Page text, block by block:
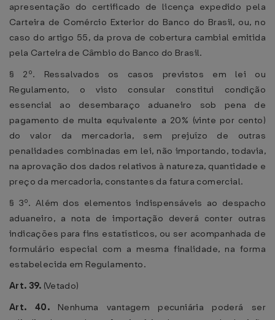
apresentação do certificado de licença expedido pela
Carteira de Comércio Exterior do Banco do Brasil, ou, no
caso do artigo 55, da prova de cobertura cambial emitida
pela Carteira de Câmbio do Banco do Brasil.
§ 2º. Ressalvados os casos previstos em lei ou
Regulamento, o visto consular constitui condição
essencial ao desembaraço aduaneiro sob pena de
pagamento de multa equivalente a 20% (vinte por cento)
do valor da mercadoria, sem prejuízo de outras
penalidades combinadas em lei, não importando, todavia,
na aprovação dos dados relativos à natureza, quantidade e
preço da mercadoria, constantes da fatura comercial.
§ 3º. Além dos elementos indispensáveis ao despacho
aduaneiro, a nota de importação deverá conter outras
indicações para fins estatísticos, ou ser acompanhada de
formulário especial com a mesma finalidade, na forma
estabelecida em Regulamento.
Art. 39. (Vetado)
Art. 40. Nenhuma vantagem pecuniária poderá ser